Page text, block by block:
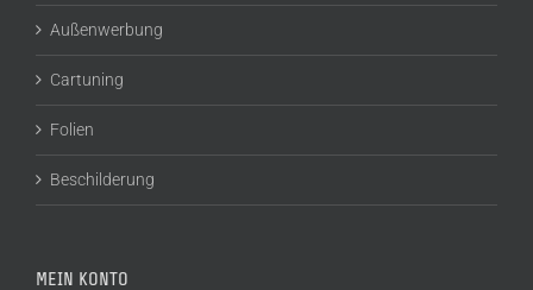
Außenwerbung
Cartuning
Folien
Beschilderung
MEIN KONTO